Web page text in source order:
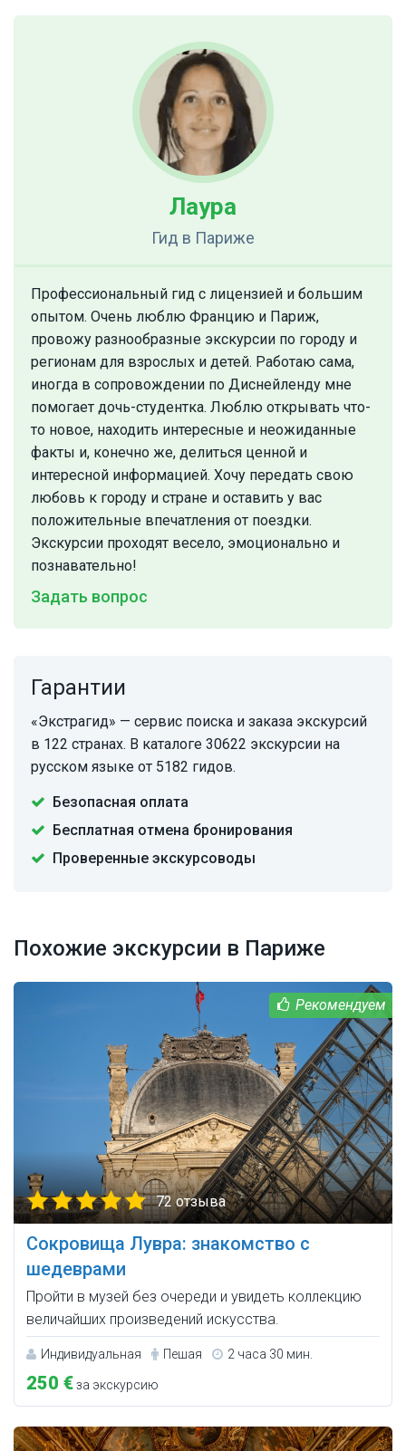
Лаура
Гид в Париже
Профессиональный гид с лицензией и большим
опытом. Очень люблю Францию и Париж,
провожу разнообразные экскурсии по городу и
регионам для взрослых и детей. Работаю сама,
иногда в сопровождении по Диснейленду мне
помогает дочь-студентка. Люблю открывать что-
то новое, находить интересные и неожиданные
факты и, конечно же, делиться ценной и
интересной информацией. Хочу передать свою
любовь к городу и стране и оставить у вас
положительные впечатления от поездки.
Экскурсии проходят весело, эмоционально и
познавательно!
Задать вопрос
Гарантии
«Экстрагид» — сервис поиска и заказа экскурсий
в 122 странах. В каталоге 30622 экскурсии на
русском языке от 5182 гидов.
Безопасная оплата
Бесплатная отмена бронирования
Проверенные экскурсоводы
Похожие экскурсии в Париже
72 отзыва
Сокровища Лувра: знакомство с
шедеврами
Пройти в музей без очереди и увидеть коллекцию
величайших произведений искусства.
Индивидуальная Пешая 2 часа 30 мин.
250 €за экскурсию